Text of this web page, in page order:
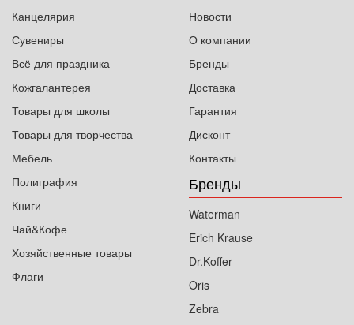
Канцелярия
Сувениры
Всё для праздника
Кожгалантерея
Товары для школы
Товары для творчества
Мебель
Полиграфия
Книги
Чай&Кофе
Хозяйственные товары
Флаги
Новости
О компании
Бренды
Доставка
Гарантия
Дисконт
Контакты
Бренды
Waterman
Erich Krause
Dr.Koffer
Oris
Zebra